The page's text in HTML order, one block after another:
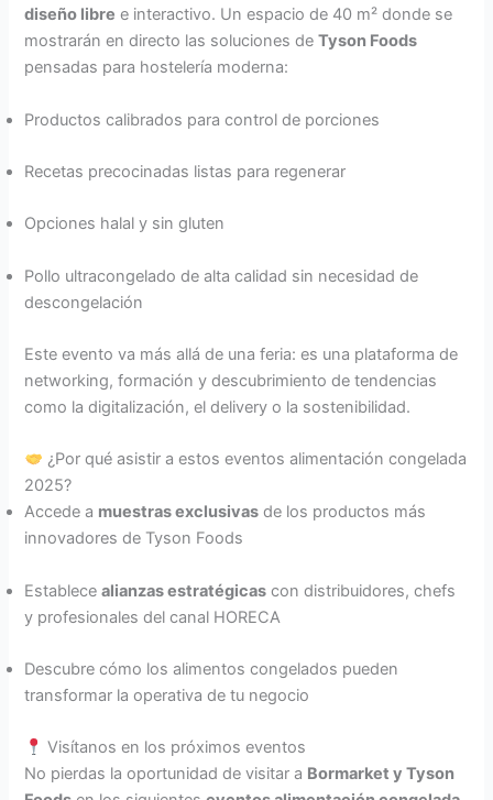
diseño libre e interactivo. Un espacio de 40 m² donde se
mostrarán en directo las soluciones deTyson Foods
pensadas para hostelería moderna:
Productos calibrados para control de porciones
Recetas precocinadas listas para regenerar
Opciones halal y sin gluten
Pollo ultracongelado de alta calidad sin necesidad de
descongelación
Este evento va más allá de una feria: es una plataforma de
networking, formación y descubrimiento de tendencias
como la digitalización, el delivery o la sostenibilidad.
¿Por qué asistir a estos eventos alimentación congelada
2025?
Accede a muestras exclusivas de los productos más
innovadores de Tyson Foods
Establecealianzas estratégicas con distribuidores, chefs
y profesionales del canal HORECA
Descubre cómo los alimentos congelados pueden
transformar la operativa de tu negocio
Visítanos en los próximos eventos
No pierdas la oportunidad de visitar a Bormarket y Tyson